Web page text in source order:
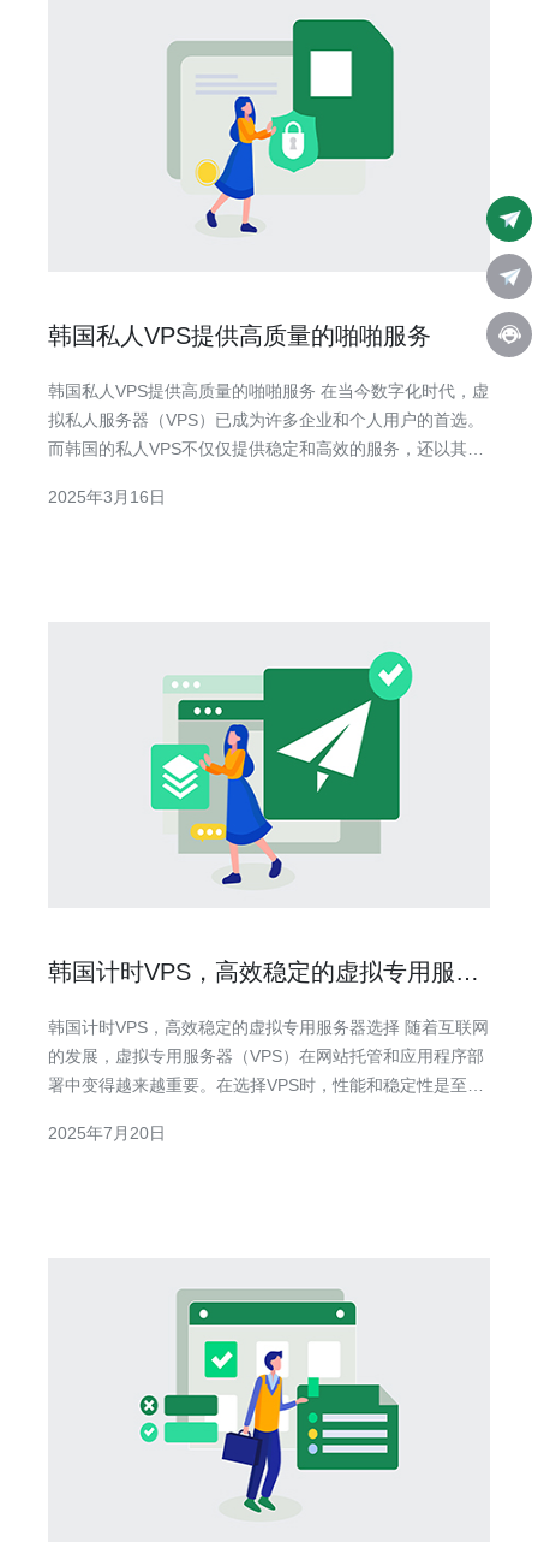
韩国私人VPS提供高质量的啪啪服务
韩国私人VPS提供高质量的啪啪服务 在当今数字化时代，虚
拟私人服务器（VPS）已成为许多企业和个人用户的首选。
而韩国的私人VPS不仅仅提供稳定和高效的服务，还以其高
优势，以及其在啪啪服务领域的独特之处。 韩国私人VPS以
2025年3月16日
韩国计时VPS，高效稳定的虚拟专用服务
韩国计时VPS，高效稳定的虚拟专用服务器选择 随着互联网
的发展，虚拟专用服务器（VPS）在网站托管和应用程序部
署中变得越来越重要。在选择VPS时，性能和稳定性是至关
许多企业和个人用户的首选。 韩国计时VPS采用最先进的技
2025年7月20日